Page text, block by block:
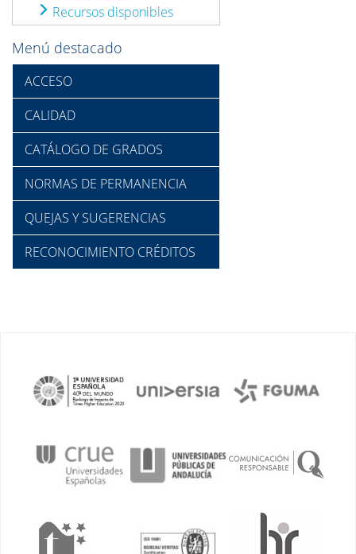
Recursos disponibles
Menú destacado
ACCESO
CALIDAD
CATÁLOGO DE GRADOS
NORMAS DE PERMANENCIA
QUEJAS Y SUGERENCIAS
RECONOCIMIENTO CRÉDITOS